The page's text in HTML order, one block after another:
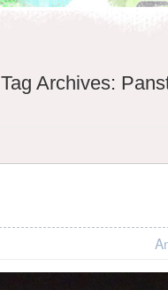
Tag Archives: